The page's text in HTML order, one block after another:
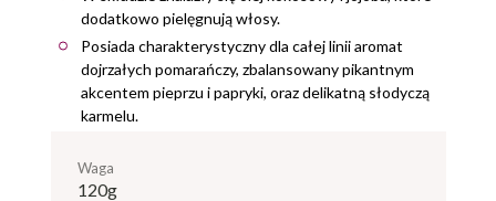
dodatkowo pielęgnują włosy.
Posiada charakterystyczny dla całej linii aromat
dojrzałych pomarańczy, zbalansowany pikantnym
akcentem pieprzu i papryki, oraz delikatną słodyczą
karmelu.
waga
120g